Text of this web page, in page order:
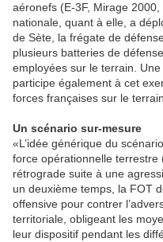
aéronefs (E-3F, Mirage
nationale, quant à elle, a
de Sète, la frégate de
plusieurs batteries de
employées sur le terrain.
participe également à cet
forces françaises sur le terrain.
Un scénario sur-mesure
«L’idée générique du
force opérationnelle
rétrograde suite à une
un deuxième temps, la FOT
offensive pour contrer
territoriale, obligeant les
leur dispositif pendant les